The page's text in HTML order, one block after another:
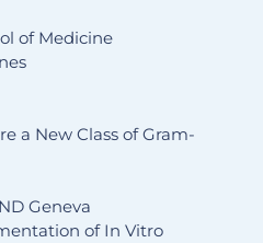
of Medicine
a New Class of Gram-
Geneva
of In Vitro